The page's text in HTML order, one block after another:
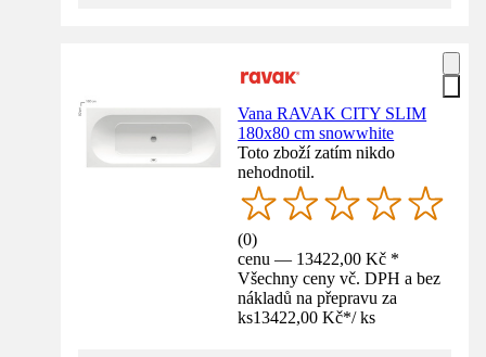
Vana RAVAK CITY SLIM
180x80 cm snowwhite
Toto zboží zatím nikdo
nehodnotil.
(0)
cenu — 13422,00 Kč *
Všechny ceny vč. DPH a bez
nákladů na přepravu za
ks13422,00 Kč*/ ks